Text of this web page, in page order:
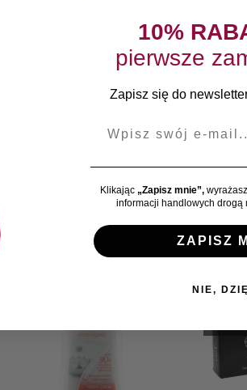
Joanna Bomba Kwiatowa
10%
pierwsze
Zapisz się do
Klikając „Zapisz mnie”,
informacji handlowych drogą
ZAPISZ
NIE,